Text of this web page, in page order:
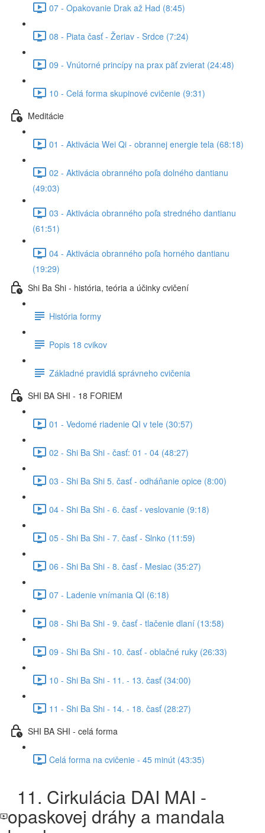
07 - Opakovanie Drak až Had (8:45)
08 - Piata časť - Žeriav - Srdce (7:24)
09 - Vnútorné princípy na prax päť zvierat (24:48)
10 - Celá forma skupinové cvičenie (9:31)
Meditácie
01 - Aktivácia Wei Qi - obrannej energie tela (68:18)
02 - Aktivácia obranného poľa dolného dantianu
(49:03)
03 - Aktivácia obranného poľa stredného dantianu
(61:51)
04 - Aktivácia obranného poľa horného dantianu
(19:29)
Shi Ba Shi - história, teória a účinky cvičení
História formy
Popis 18 cvikov
Základné pravidlá správneho cvičenia
SHI BA SHI - 18 FORIEM
01 - Vedomé riadenie QI v tele (30:57)
02 - Shi Ba Shi - časť: 01 - 04 (48:27)
03 - Shi Ba Shi 5. časť - odháňanie opice (8:00)
04 - Shi Ba Shi - 6. časť - veslovanie (9:18)
05 - Shi Ba Shi - 7. časť - Slnko (11:59)
06 - Shi Ba Shi - 8. časť - Mesiac (35:27)
07 - Ladenie vnímania QI (6:18)
08 - Shi Ba Shi - 9. časť - tlačenie dlaní (13:58)
09 - Shi Ba Shi - 10. časť - oblačné ruky (26:33)
10 - Shi Ba Shi - 11. - 13. časť (34:00)
11 - Shi Ba Shi - 14. - 18. časť (28:27)
SHI BA SHI - celá forma
Celá forma na cvičenie - 45 minút (43:35)
11. Cirkulácia DAI MAI -
opaskovej dráhy a mandala